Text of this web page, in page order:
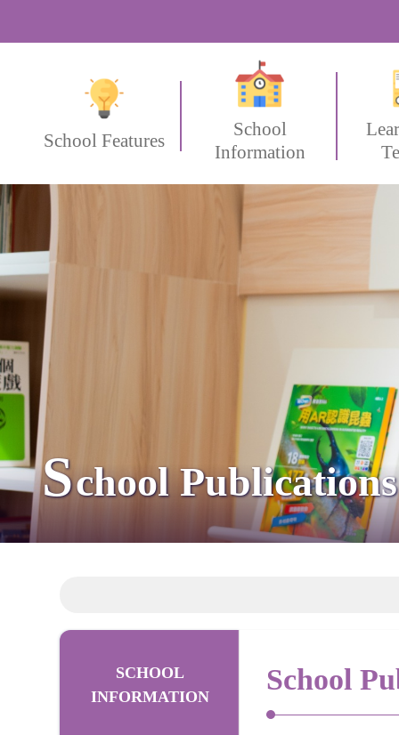
School Features
School
Information
School Publications
SCHOOL
INFORMATION
School